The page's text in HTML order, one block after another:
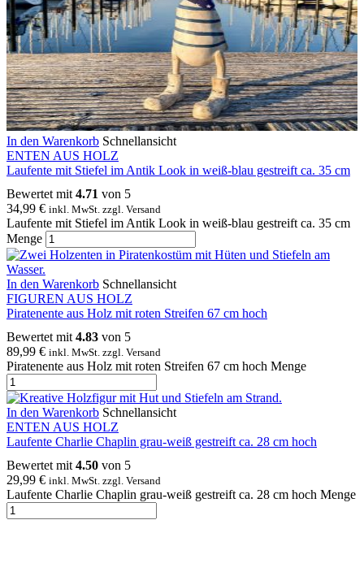
In den Warenkorb Schnellansicht
ENTEN AUS HOLZ
Laufente mit Stiefel im Antik Look in weiß-blau gestreift ca. 35 cm
Bewertet mit 4.71 von 5
34,99 € inkl. MwSt. zzgl. Versand
Laufente mit Stiefel im Antik Look in weiß-blau gestreift ca. 35 cm
Menge
In den Warenkorb Schnellansicht
FIGUREN AUS HOLZ
Piratenente aus Holz mit roten Streifen 67 cm hoch
Bewertet mit 4.83 von 5
89,99 € inkl. MwSt. zzgl. Versand
Piratenente aus Holz mit roten Streifen 67 cm hoch Menge
In den Warenkorb Schnellansicht
ENTEN AUS HOLZ
Laufente Charlie Chaplin grau-weiß gestreift ca. 28 cm hoch
Bewertet mit 4.50 von 5
29,99 € inkl. MwSt. zzgl. Versand
Laufente Charlie Chaplin grau-weiß gestreift ca. 28 cm hoch Menge